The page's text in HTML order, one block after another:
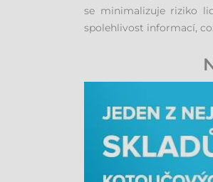
se minimalizuje riziko
spolehlivost informací,